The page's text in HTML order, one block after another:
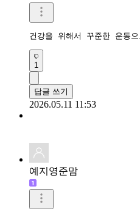
건강을 위해서 꾸준한 운동
1
답글 쓰기
2026.05.11 11:53
예지영준맘